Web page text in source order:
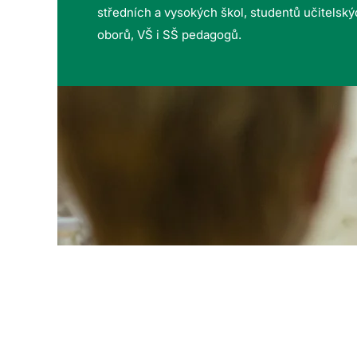
středních a vysokých škol, studentů
oborů, VŠ i SŠ pedagogů.